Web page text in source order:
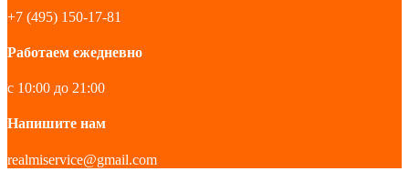
+7 (495) 150-17-81
Работаем ежедневно
с 10:00 до 21:00
Напишите нам
realmiservice@gmail.com